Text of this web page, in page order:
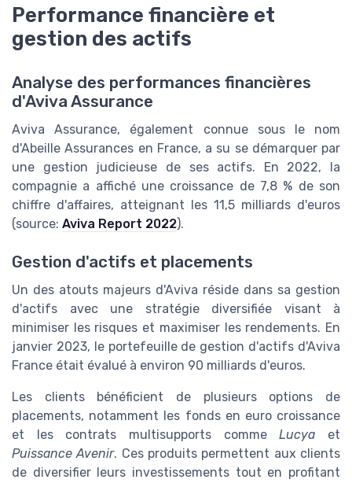
Performance financière et
gestion des actifs
Analyse des performances financières
d'Aviva Assurance
Aviva Assurance, également connue sous le nom
d'Abeille Assurances en France, a su se démarquer par
une gestion judicieuse de ses actifs. En 2022, la
compagnie a affiché une croissance de 7,8 % de son
chiffre d'affaires, atteignant les 11,5 milliards d'euros
(source: Aviva Report 2022).
Gestion d'actifs et placements
Un des atouts majeurs d'Aviva réside dans sa gestion
d'actifs avec une stratégie diversifiée visant à
minimiser les risques et maximiser les rendements. En
janvier 2023, le portefeuille de gestion d'actifs d'Aviva
France était évalué à environ 90 milliards d'euros.
Les clients bénéficient de plusieurs options de
placements, notamment les fonds en euro croissance
et les contrats multisupports commeLucya et
Puissance Avenir. Ces produits permettent aux clients
de diversifier leurs investissements tout en profitant